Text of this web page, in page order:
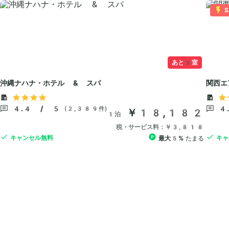
あと5室
沖縄ナハナ・ホテル & スパ
4.4 / 5 (2,389件)
キャンセル無料
1泊 ￥18,182
税・サービス料：￥3,818
最大5% たまる
関西
キ